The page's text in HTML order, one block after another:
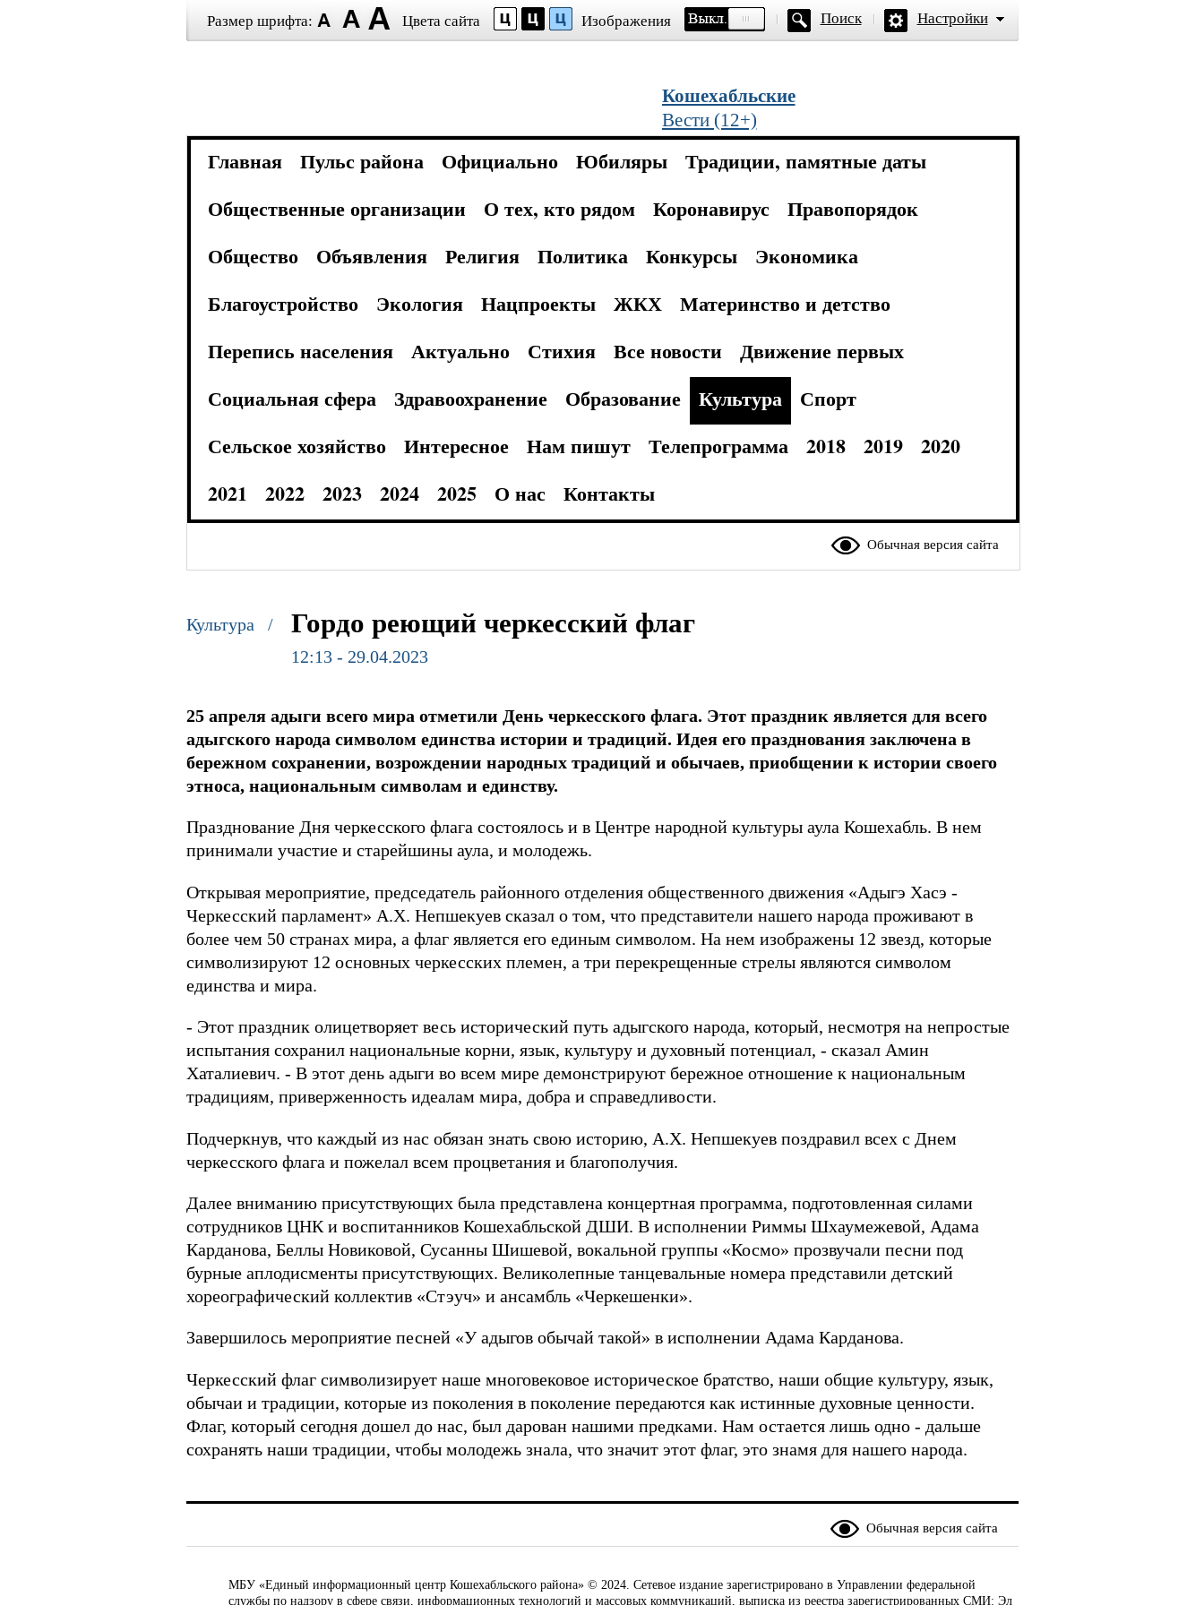
Размер шрифта: Цвета сайта Изображения Поиск Настройки
Кошехабльские
Вести (12+)
Главная Пульс района Официально Юбиляры
Традиции, памятные даты
Общественные организации
О тех, кто рядом Коронавирус
Правопорядок
Общество
Объявления Религия Политика Конкурсы
Экономика
Благоустройство
Экология Нацпроекты ЖКХ
Материнство и детство
Перепись населения
Актуально Стихия Все новости
Движение первых
Социальная сфера
Здравоохранение Образование Культура
Спорт
Сельское хозяйство
Интересное Нам пишут Телепрограмма 2018 2019
2020
2021
2022 2023 2024 2025 О нас Контакты
Обычная версия сайта
Культура / Гордо реющий черкесский флаг
12:13 - 29.04.2023
25 апреля адыги всего мира отметили День черкесского флага. Этот праздник является для всего
адыгского народа символом единства истории и традиций. Идея его празднования заключена в
бережном сохранении, возрождении народных традиций и обычаев, приобщении к истории своего
этноса, национальным символам и единству.
Празднование Дня черкесского флага состоялось и в Центре народной культуры аула Кошехабль. В нем
принимали участие и старейшины аула, и молодежь.
Открывая мероприятие, председатель районного отделения общественного движения «Адыгэ Хасэ -
Черкесский парламент» А.Х. Непшекуев сказал о том, что представители нашего народа проживают в
более чем 50 странах мира, а флаг является его единым символом. На нем изображены 12 звезд, которые
символизируют 12 основных черкесских племен, а три перекрещенные стрелы являются символом
единства и мира.
- Этот праздник олицетворяет весь исторический путь адыгского народа, который, несмотря на непростые
испытания сохранил национальные корни, язык, культуру и духовный потенциал, - сказал Амин
Хаталиевич. - В этот день адыги во всем мире демонстрируют бережное отношение к национальным
традициям, приверженность идеалам мира, добра и справедливости.
Подчеркнув, что каждый из нас обязан знать свою историю, А.Х. Непшекуев поздравил всех с Днем
черкесского флага и пожелал всем процветания и благополучия.
Далее вниманию присутствующих была представлена концертная программа, подготовленная силами
сотрудников ЦНК и воспитанников Кошехабльской ДШИ. В исполнении Риммы Шхаумежевой, Адама
Карданова, Беллы Новиковой, Сусанны Шишевой, вокальной группы «Космо» прозвучали песни под
бурные аплодисменты присутствующих. Великолепные танцевальные номера представили детский
хореографический коллектив «Стэуч» и ансамбль «Черкешенки».
Завершилось мероприятие песней «У адыгов обычай такой» в исполнении Адама Карданова.
Черкесский флаг символизирует наше многовековое историческое братство, наши общие культуру, язык,
обычаи и традиции, которые из поколения в поколение передаются как истинные духовные ценности.
Флаг, который сегодня дошел до нас, был дарован нашими предками. Нам остается лишь одно - дальше
сохранять наши традиции, чтобы молодежь знала, что значит этот флаг, это знамя для нашего народа.
Обычная версия сайта
МБУ «Единый информационный центр Кошехабльского района» © 2024. Сетевое издание зарегистрировано в Управлении федеральной
службы по надзору в сфере связи, информационных технологий и массовых коммуникаций, выписка из реестра зарегистрированных СМИ: Эл